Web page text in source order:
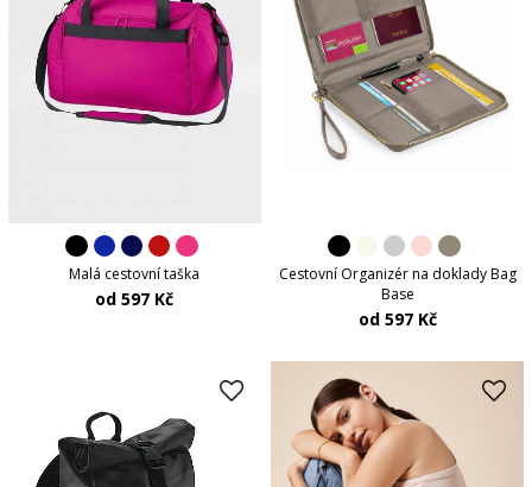
Malá cestovní taška
od 597 Kč
Cestovní Organizér na doklady Bag
Base
od 597 Kč